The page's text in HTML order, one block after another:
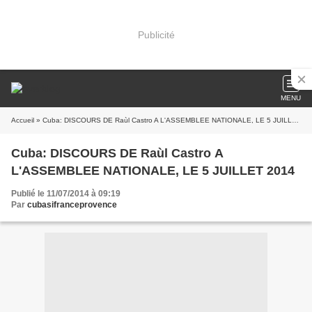
Publicité
MENU
Accueil » Cuba: DISCOURS DE Raùl Castro A L'ASSEMBLEE NATIONALE, LE 5 JUILLET 2014
Cuba: DISCOURS DE Raùl Castro A
L'ASSEMBLEE NATIONALE, LE 5 JUILLET 2014
Publié le 11/07/2014 à 09:19
Par cubasifranceprovence